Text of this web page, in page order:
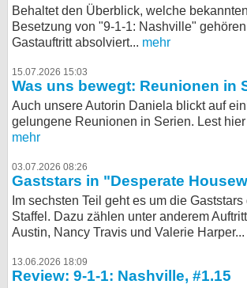
Behaltet den Überblick, welche
Besetzung von "9-1-1: Nashville"
Gastauftritt absolviert... mehr
15.07.2026 15:03
Was uns bewegt: Reunionen in
Auch unsere Autorin Daniela blickt auf
gelungene Reunionen in Serien. Lest
mehr
03.07.2026 08:26
Gaststars in "Desperate
Im sechsten Teil geht es um die
Staffel. Dazu zählen unter anderem
Austin, Nancy Travis und Valerie Harper...
13.06.2026 18:09
Review: 9-1-1: Nashville, #1.15